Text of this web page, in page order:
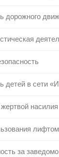
дорожного
детей в сети
насилия
лифтом
за